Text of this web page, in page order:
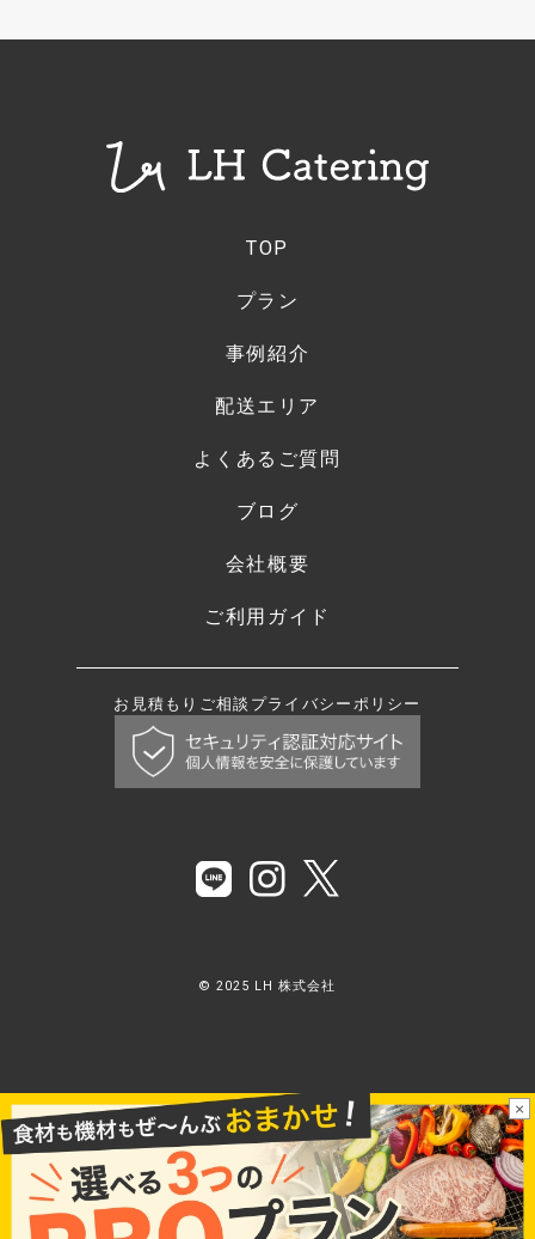
TOP
プラン
事例紹介
配送エリア
よくあるご質問
ブログ
会社概要
ご利用ガイド
お見積もり ご相談 プライバシーポリシー
© 2025 LH 株式会社
×